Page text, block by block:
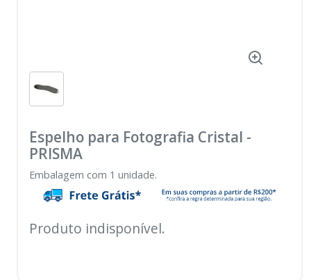
Espelho para Fotografia Cristal -
PRISMA
Embalagem com 1 unidade.
Produto indisponível.